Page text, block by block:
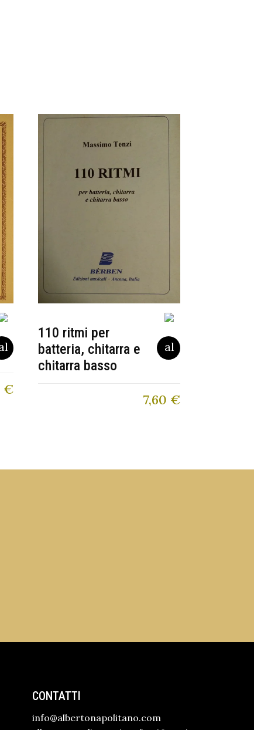
€
110 ritmi per
batteria, chitarra e
chitarra basso
7,60 €
CONTATTI
info@albertonapolitano.com